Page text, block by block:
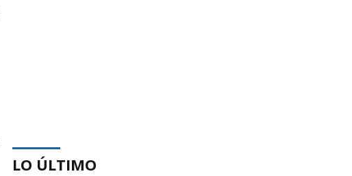
LO ÚLTIMO